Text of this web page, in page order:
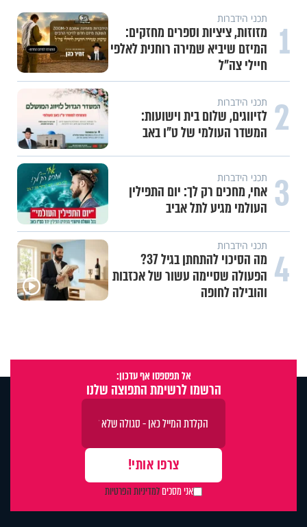
1 תכני הידברות
מזוזות, ציציות וספרים מחזקים:
המיזם שיביא שמירה רוחנית לאלפי
חיילי צה"ל
2 תכני הידברות
לזיווגים, שלום בית וישועות:
המשדר העולמי של ט"ו באב
3 תכני הידברות
אחי, מחכים רק לך: יום התפילין
העולמי מגיע לתל אביב
4 תכני הידברות
מה הסיכוי להתחתן בגיל 37?
הפעולה שסיימה עשור של אכזבות
והובילה לחופה
אל תפספסו אף עדכון:
הרשמו לרשימת התפוצה שלנו
אני מסכיםלמדיניות הפרטיות